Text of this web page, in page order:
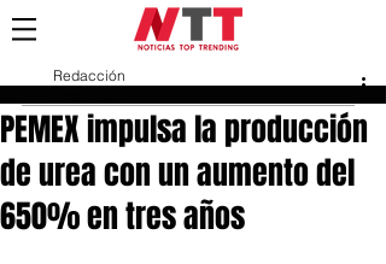
PEMEX impulsa la producción
de urea con un aumento del
650% en tres años
Redacción